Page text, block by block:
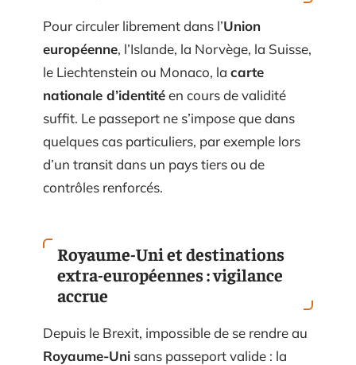
Pour circuler librement dans l’Union
européenne, l’Islande, la Norvège, la Suisse,
le Liechtenstein ou Monaco, la carte
nationale d’identitéen cours de validité
suffit. Le passeport ne s’impose que dans
quelques cas particuliers, par exemple lors
d’un transit dans un pays tiers ou de
contrôles renforcés.
Royaume-Uni et destinations
extra-européennes : vigilance
accrue
Depuis le Brexit, impossible de se rendre au
Royaume-Uni sans passeport valide : la